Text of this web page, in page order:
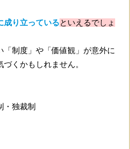
成り立っているといえるでしょ
「制度」や「価値観」が意外に
くかもしれません。
・独裁制